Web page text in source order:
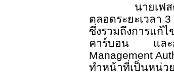
นายเฟ
ตลอดระยะเวลา 3
ซึ่งรวมถึงการแก้
คาร์บอน และก
Management
ทำหน้าที่เป็นหน่ว